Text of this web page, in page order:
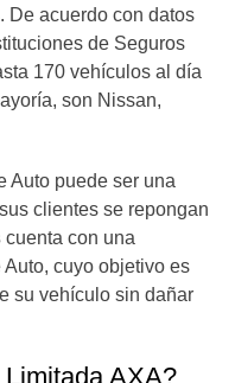
De acuerdo con datos
de Seguros
170 vehículos al día
son Nissan,
Auto puede ser una
clientes se repongan
cuenta con una
cuyo objetivo es
su vehículo sin dañar
AXA?